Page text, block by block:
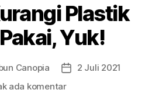
Plastik
Yuk!
Canopia
Tanggal
2 Juli 2021
ada komentarpada